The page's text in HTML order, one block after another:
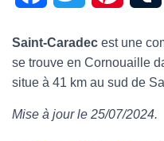
e
b
i
t
t
t
e
Saint-Caradec est une
se trouve en Cornouaille
situe à 41 km au sud de
Mise à jour le 25/07/2024.